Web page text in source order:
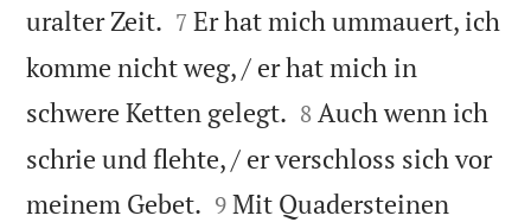
uralter Zeit. 

7 Er hat mich ummauert, ich
komme nicht weg, / er hat mich in
schwere Ketten gelegt. 

8 Auch wenn ich
schrie und flehte, / er verschloss sich vor
meinem Gebet. 

9 Mit Quadersteinen